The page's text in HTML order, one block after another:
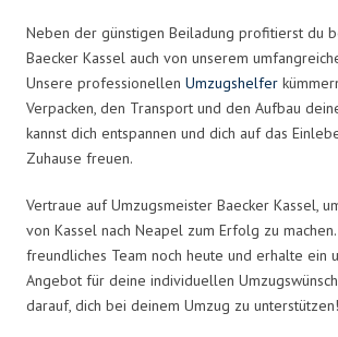
Neben der günstigen Beiladung profitierst du
Baecker Kassel auch von unserem
Unsere professionellen Umzugshelfer
Verpacken, den Transport und den Aufbau
kannst dich entspannen und dich auf das
Zuhause freuen.
Vertraue auf Umzugsmeister Baecker Kassel,
von Kassel nach Neapel zum Erfolg zu
freundliches Team noch heute und erhalte ein
Angebot für deine individuellen
darauf, dich bei deinem Umzug zu unterstützen!